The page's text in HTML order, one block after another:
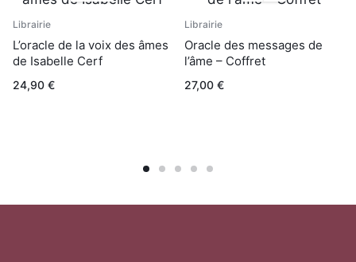
Librairie
L’oracle de la voix des âmes
de Isabelle Cerf
24,90 €
Librairie
Oracle des messages de
l’âme – Coffret
27,00 €